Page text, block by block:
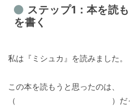
ステップ1：本を読
を書く
私は『ミシュカ』を読みました。
この本を読もうと思ったのは、
（ ）だったか